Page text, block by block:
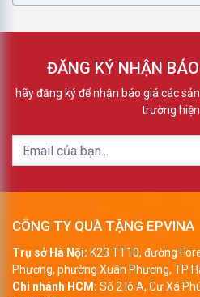
ĐĂNG KÝ NHẬN
hãy đăng ký để nhận báo giá các
trường
CÔNG TY QUÀ TẶNG EPVINA
Trụ sở Hà Nội: K23 TT10, đường
Phương, phường Xuân Phương, TP
Chi nhánh HCM: Số 2 lô A, Cư Xá